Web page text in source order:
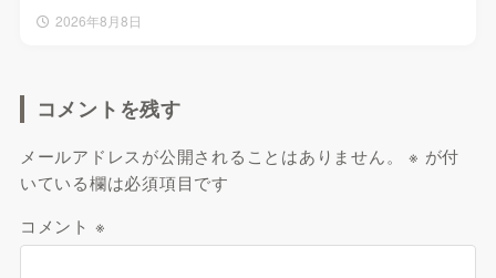
2026年8月8日
コメントを残す
メールアドレスが公開されることはありません。 ※ が付
いている欄は必須項目です
コメント ※